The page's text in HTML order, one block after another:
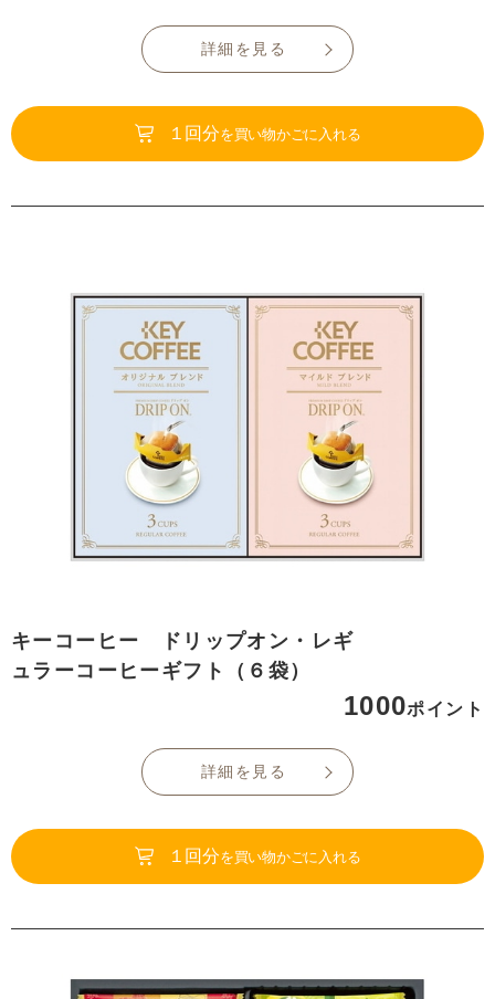
詳細を見る
１回分を買い物かごに入れる
キーコーヒー ドリップオン・レギ
ュラーコーヒーギフト（６袋）
1000ポイント
詳細を見る
１回分を買い物かごに入れる